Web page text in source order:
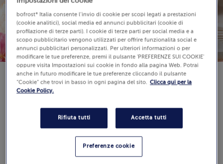
Difficoltà:
Recensioni
bofrost* Italia consente l’invio di cookie per scopi legati a prestazioni
(cookie analitici), social media ed annunci pubblicitari (cookie di
profilazione di terze parti). I cookie di terze parti per social media e a
scopo pubblicitario vengono utilizzati per offrire funzionalità social e
annunci pubblicitari personalizzati. Per ulteriori informazioni o per
modificare le tue preferenze, premi il pulsante 'PREFERENZE SUI COOKIE'
oppure visita Impostazioni sui cookie in fondo alla pagina Web. Potrai
anche in futuro modificare le tue preferenze cliccando il pulsante
“Cookie” che trovi in basso in ogni pagina del sito. Clicca qui per la
Cookie Policy.
Rifiuta tutti Accetta tutti
Preferenze cookie